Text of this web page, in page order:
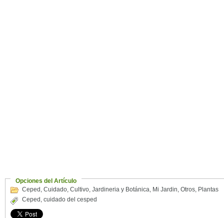
Opciones del Artículo
Ceped , Cuidado, Cultivo, Jardineria y Botánica, Mi Jardin, Otros, Plantas
Ceped , cuidado del cesped